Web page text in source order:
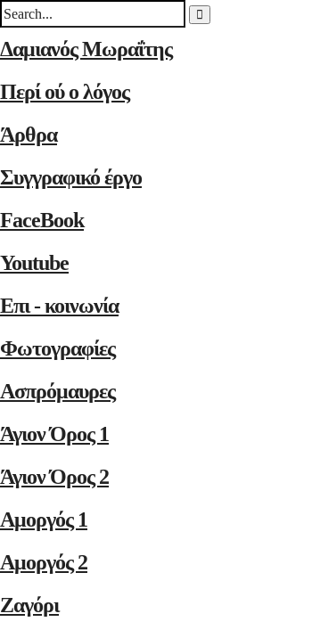
Δαμιανός Μωραΐτης
Περί ού ο λόγος
Άρθρα
Συγγραφικό έργο
FaceBook
Youtube
Επι - κοινωνία
Φωτογραφίες
Ασπρόμαυρες
Άγιον Όρος 1
Άγιον Όρος 2
Αμοργός 1
Αμοργός 2
Ζαγόρι